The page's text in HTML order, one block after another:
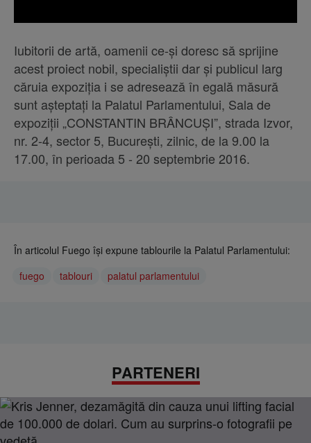
Iubitorii de artă, oamenii ce-și doresc să sprijine
acest proiect nobil, specialiștii dar și publicul larg
căruia expoziția i se adresează în egală măsură
sunt așteptați la Palatul Parlamentului, Sala de
expoziții „CONSTANTIN BRÂNCUȘI”, strada Izvor,
nr. 2-4, sector 5, București, zilnic, de la 9.00 la
17.00, în perioada 5 - 20 septembrie 2016.
În articolul Fuego își expune tablourile la Palatul Parlamentului:
fuego
tablouri palatul parlamentului
PARTENERI